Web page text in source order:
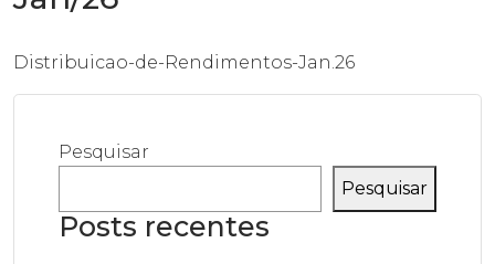
Distribuicao-de-Rendimentos-Jan.26
Pesquisar
Pesquisar
Posts recentes